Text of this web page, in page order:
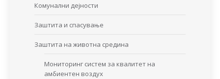
Комунални дејности
Заштита и спасување
Заштита на животна средина
Мониторинг систем за квалитет на
амбиентен воздух